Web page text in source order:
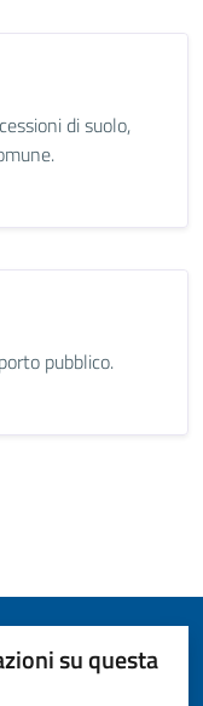
di suolo,
pubblico.
su questa